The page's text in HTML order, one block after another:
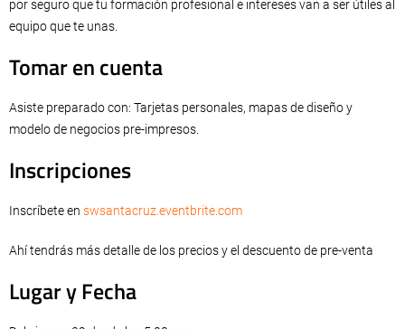
por seguro que tu formación profesional e intereses van a ser útiles al
equipo que te unas.
Tomar en cuenta
Asiste preparado con: Tarjetas personales, mapas de diseño y
modelo de negocios pre-impresos.
Inscripciones
Inscríbete en swsantacruz.eventbrite.com
Ahí tendrás más detalle de los precios y el descuento de pre-venta
Lugar y Fecha